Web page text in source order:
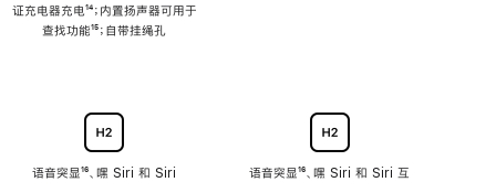
证充电器充电脚
注
¹⁴；内置扬声器可用于
查找功能脚
¹⁵；自带挂绳孔
语音突显脚
¹⁶、嘿 Siri 和 Siri
语音突显脚
¹⁶、嘿 Siri 和 Siri 互